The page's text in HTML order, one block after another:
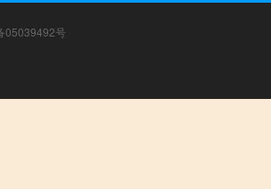
05039492号